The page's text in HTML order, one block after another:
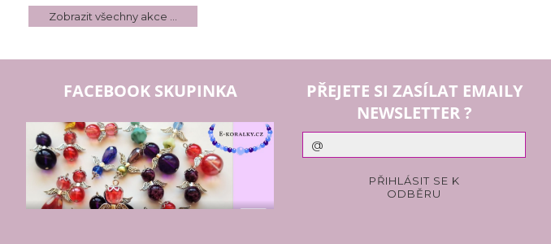
Zobrazit všechny akce ...
FACEBOOK SKUPINKA
PŘEJETE SI ZASÍLAT EMAILY
NEWSLETTER ?